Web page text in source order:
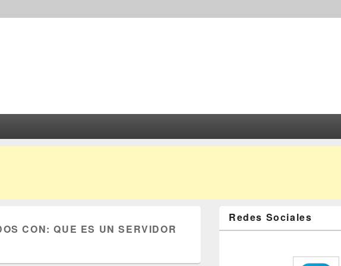
CON:QUE ES UN SERVIDOR
Redes Sociales